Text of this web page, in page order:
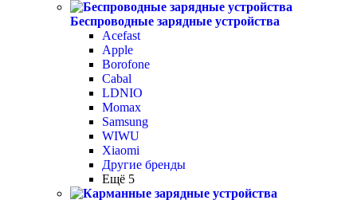
Беспроводные зарядные устройства
Acefast
Apple
Borofone
Cabal
LDNIO
Momax
Samsung
WIWU
Xiaomi
Другие бренды
Ещё 5